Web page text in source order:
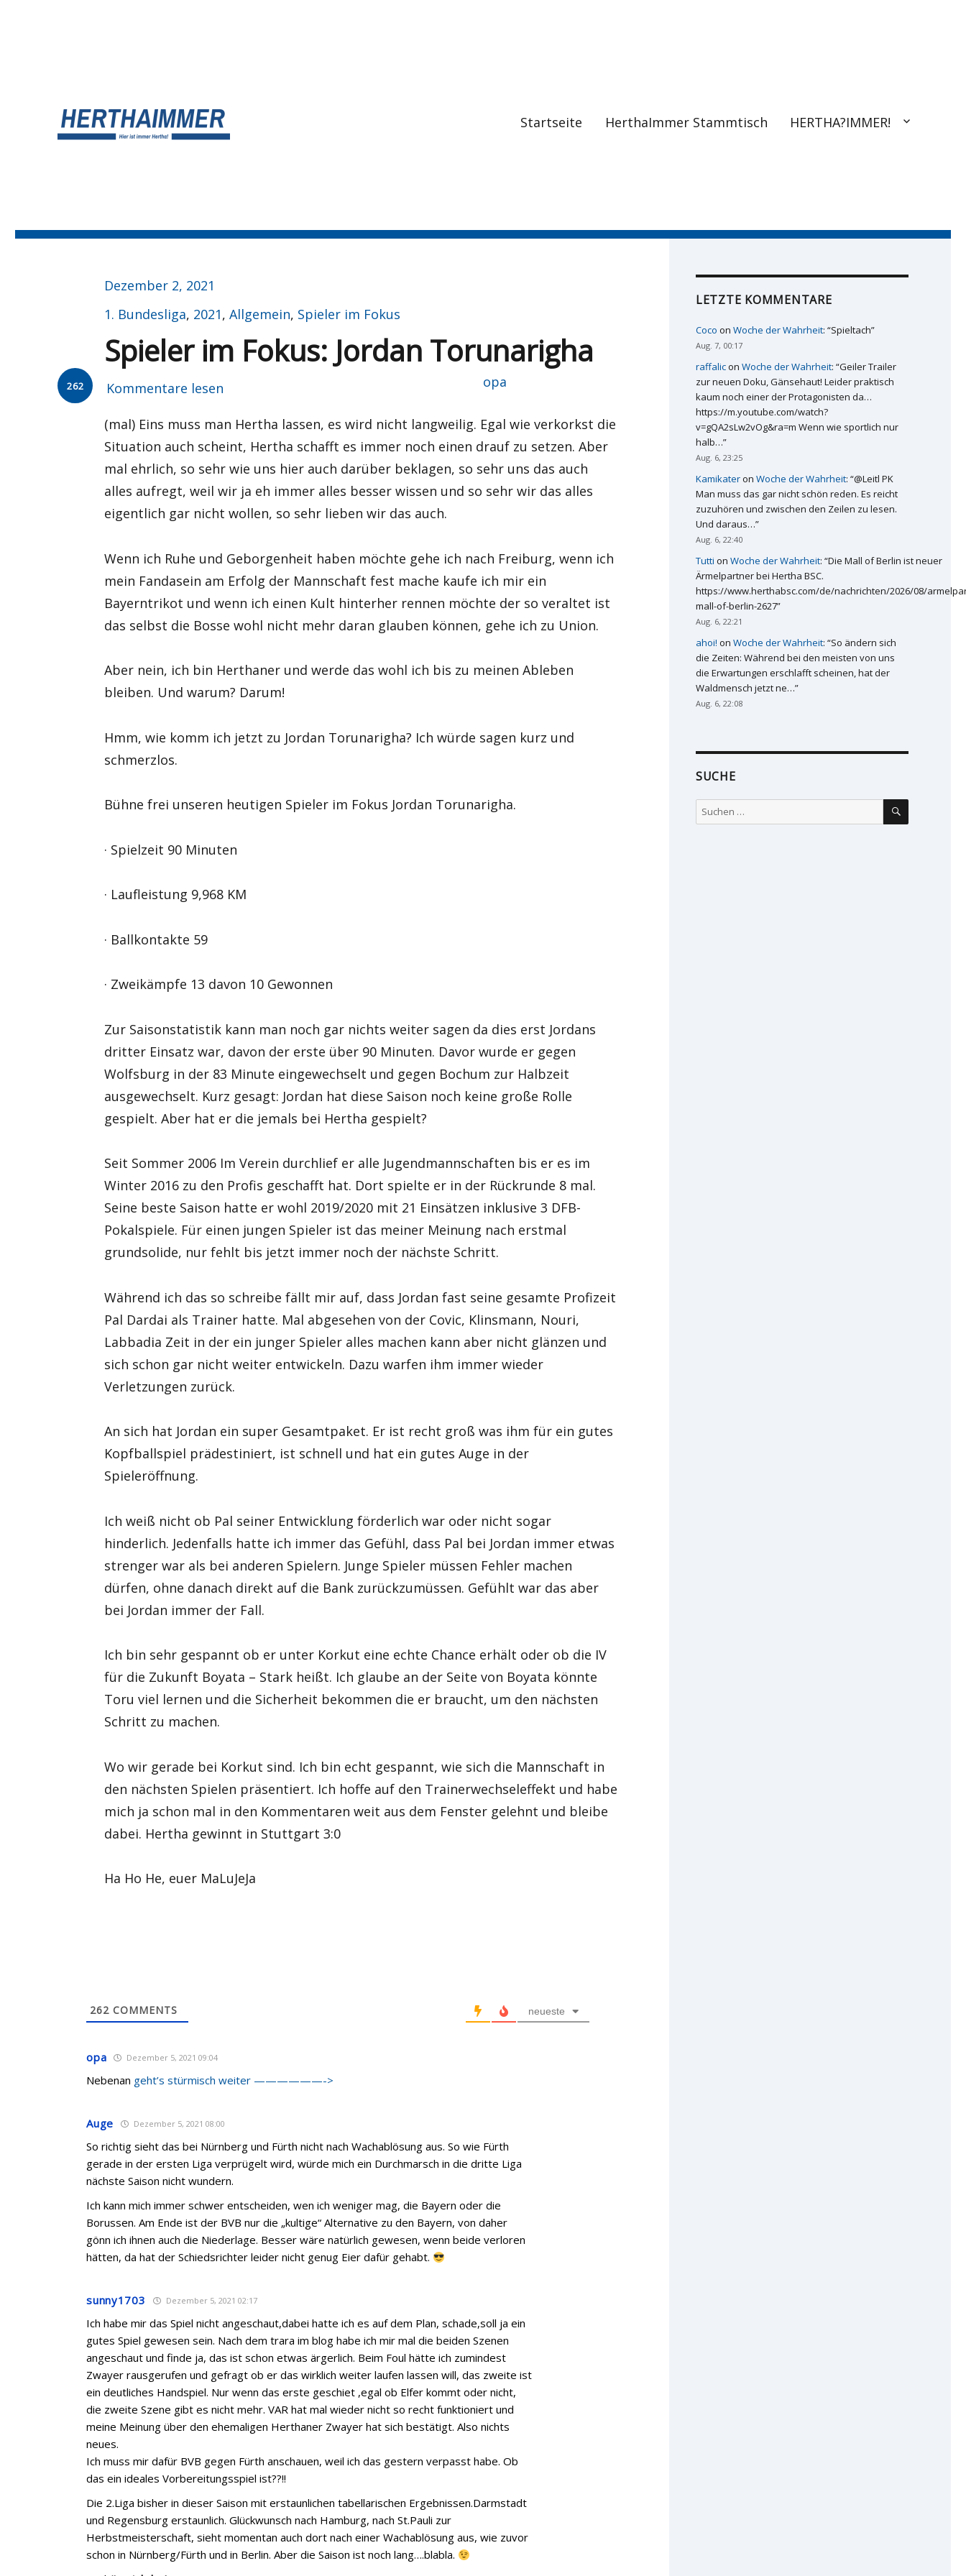
Startseite HerthaImmer Stammtisch HERTHA?IMMER!
Veröffentlicht
am
Dezember 2, 2021
Kategorien
1. Bundesliga, 2021,Allgemein, Spieler im Fokus
Spieler im Fokus: Jordan Torunarigha
262 Kommentare lesen Autor
opa
(mal) Eins muss man Hertha lassen, es wird nicht langweilig. Egal wie verkorkst die
Situation auch scheint, Hertha schafft es immer noch einen drauf zu setzen. Aber
mal ehrlich, so sehr wie uns hier auch darüber beklagen, so sehr uns das auch
alles aufregt, weil wir ja eh immer alles besser wissen und so sehr wir das alles
eigentlich gar nicht wollen, so sehr lieben wir das auch.
Wenn ich Ruhe und Geborgenheit haben möchte gehe ich nach Freiburg, wenn ich
mein Fandasein am Erfolg der Mannschaft fest mache kaufe ich mir ein
Bayerntrikot und wenn ich einen Kult hinterher rennen möchte der so veraltet ist
das selbst die Bosse wohl nicht mehr daran glauben können, gehe ich zu Union.
Aber nein, ich bin Herthaner und werde das wohl ich bis zu meinen Ableben
bleiben. Und warum? Darum!
Hmm, wie komm ich jetzt zu Jordan Torunarigha? Ich würde sagen kurz und
schmerzlos.
Bühne frei unseren heutigen Spieler im Fokus Jordan Torunarigha.
· Spielzeit 90 Minuten
· Laufleistung 9,968 KM
· Ballkontakte 59
· Zweikämpfe 13 davon 10 Gewonnen
Zur Saisonstatistik kann man noch gar nichts weiter sagen da dies erst Jordans
dritter Einsatz war, davon der erste über 90 Minuten. Davor wurde er gegen
Wolfsburg in der 83 Minute eingewechselt und gegen Bochum zur Halbzeit
ausgewechselt. Kurz gesagt: Jordan hat diese Saison noch keine große Rolle
gespielt. Aber hat er die jemals bei Hertha gespielt?
Seit Sommer 2006 Im Verein durchlief er alle Jugendmannschaften bis er es im
Winter 2016 zu den Profis geschafft hat. Dort spielte er in der Rückrunde 8 mal.
Seine beste Saison hatte er wohl 2019/2020 mit 21 Einsätzen inklusive 3 DFB-
Pokalspiele. Für einen jungen Spieler ist das meiner Meinung nach erstmal
grundsolide, nur fehlt bis jetzt immer noch der nächste Schritt.
Während ich das so schreibe fällt mir auf, dass Jordan fast seine gesamte Profizeit
Pal Dardai als Trainer hatte. Mal abgesehen von der Covic, Klinsmann, Nouri,
Labbadia Zeit in der ein junger Spieler alles machen kann aber nicht glänzen und
sich schon gar nicht weiter entwickeln. Dazu warfen ihm immer wieder
Verletzungen zurück.
An sich hat Jordan ein super Gesamtpaket. Er ist recht groß was ihm für ein gutes
Kopfballspiel prädestiniert, ist schnell und hat ein gutes Auge in der
Spieleröffnung.
Ich weiß nicht ob Pal seiner Entwicklung förderlich war oder nicht sogar
hinderlich. Jedenfalls hatte ich immer das Gefühl, dass Pal bei Jordan immer etwas
strenger war als bei anderen Spielern. Junge Spieler müssen Fehler machen
dürfen, ohne danach direkt auf die Bank zurückzumüssen. Gefühlt war das aber
bei Jordan immer der Fall.
Ich bin sehr gespannt ob er unter Korkut eine echte Chance erhält oder ob die IV
für die Zukunft Boyata – Stark heißt. Ich glaube an der Seite von Boyata könnte
Toru viel lernen und die Sicherheit bekommen die er braucht, um den nächsten
Schritt zu machen.
Wo wir gerade bei Korkut sind. Ich bin echt gespannt, wie sich die Mannschaft in
den nächsten Spielen präsentiert. Ich hoffe auf den Trainerwechseleffekt und habe
mich ja schon mal in den Kommentaren weit aus dem Fenster gelehnt und bleibe
dabei. Hertha gewinnt in Stuttgart 3:0
Ha Ho He, euer MaLuJeJa
262 COMMENTS neueste
opa Dezember 5, 2021 09:04
Nebenan geht’s stürmisch weiter ——————->
Auge Dezember 5, 2021 08:00
So richtig sieht das bei Nürnberg und Fürth nicht nach Wachablösung aus. So wie Fürth
gerade in der ersten Liga verprügelt wird, würde mich ein Durchmarsch in die dritte Liga
nächste Saison nicht wundern.
Ich kann mich immer schwer entscheiden, wen ich weniger mag, die Bayern oder die
Borussen. Am Ende ist der BVB nur die „kultige“ Alternative zu den Bayern, von daher
gönn ich ihnen auch die Niederlage. Besser wäre natürlich gewesen, wenn beide verloren
hätten, da hat der Schiedsrichter leider nicht genug Eier dafür gehabt.
sunny1703 Dezember 5, 2021 02:17
Ich habe mir das Spiel nicht angeschaut,dabei hatte ich es auf dem Plan, schade,soll ja ein
gutes Spiel gewesen sein. Nach dem trara im blog habe ich mir mal die beiden Szenen
angeschaut und finde ja, das ist schon etwas ärgerlich. Beim Foul hätte ich zumindest
Zwayer rausgerufen und gefragt ob er das wirklich weiter laufen lassen will, das zweite ist
ein deutliches Handspiel. Nur wenn das erste geschiet ,egal ob Elfer kommt oder nicht,
die zweite Szene gibt es nicht mehr. VAR hat mal wieder nicht so recht funktioniert und
meine Meinung über den ehemaligen Herthaner Zwayer hat sich bestätigt. Also nichts
neues.
Ich muss mir dafür BVB gegen Fürth anschauen, weil ich das gestern verpasst habe. Ob
das ein ideales Vorbereitungsspiel ist??!!
Die 2.Liga bisher in dieser Saison mit erstaunlichen tabellarischen Ergebnissen.Darmstadt
und Regensburg erstaunlich. Glückwunsch nach Hamburg, nach St.Pauli zur
Herbstmeisterschaft, sieht momentan auch dort nach einer Wachablösung aus, wie zuvor
schon in Nürnberg/Fürth und in Berlin. Aber die Saison ist noch lang….blabla.
LETZTE KOMMENTARE
Coco on Woche der Wahrheit: “Spieltach”
Aug. 7, 00:17
raffalicon Woche der Wahrheit: “Geiler Trailer
zur neuen Doku, Gänsehaut! Leider praktisch
kaum noch einer der Protagonisten da…
https://m.youtube.com/watch?
v=gQA2sLw2vOg&ra=m Wenn wie sportlich nur
halb…”
Aug. 6, 23:25
Kamikateron Woche der Wahrheit: “@Leitl PK
Man muss das gar nicht schön reden. Es reicht
zuzuhören und zwischen den Zeilen zu lesen.
Und daraus…”
Aug. 6, 22:40
Tutti on Woche der Wahrheit: “Die Mall of Berlin ist neuer
Ärmelpartner bei Hertha BSC.
https://www.herthabsc.com/de/nachrichten/2026/08/
mall-of-berlin-2627”
Aug. 6, 22:21
ahoi! on Woche der Wahrheit: “So ändern sich
die Zeiten: Während bei den meisten von uns
die Erwartungen erschlafft scheinen, hat der
Waldmensch jetzt ne…”
Aug. 6, 22:08
SUCHE
Suchen
nach:
SUCHEN